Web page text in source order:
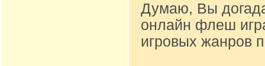
Думаю, Вы
онлайн флеш
игровых жанров